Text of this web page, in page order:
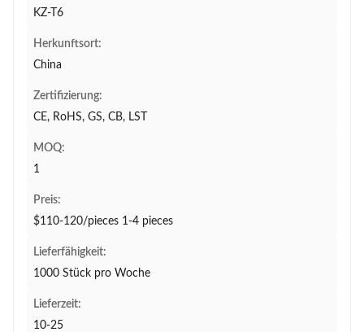
KZ-T6
Herkunftsort:
China
Zertifizierung:
CE, RoHS, GS, CB, LST
MOQ:
1
Preis:
$110-120/pieces 1-4 pieces
Lieferfähigkeit:
1000 Stück pro Woche
Lieferzeit:
10-25